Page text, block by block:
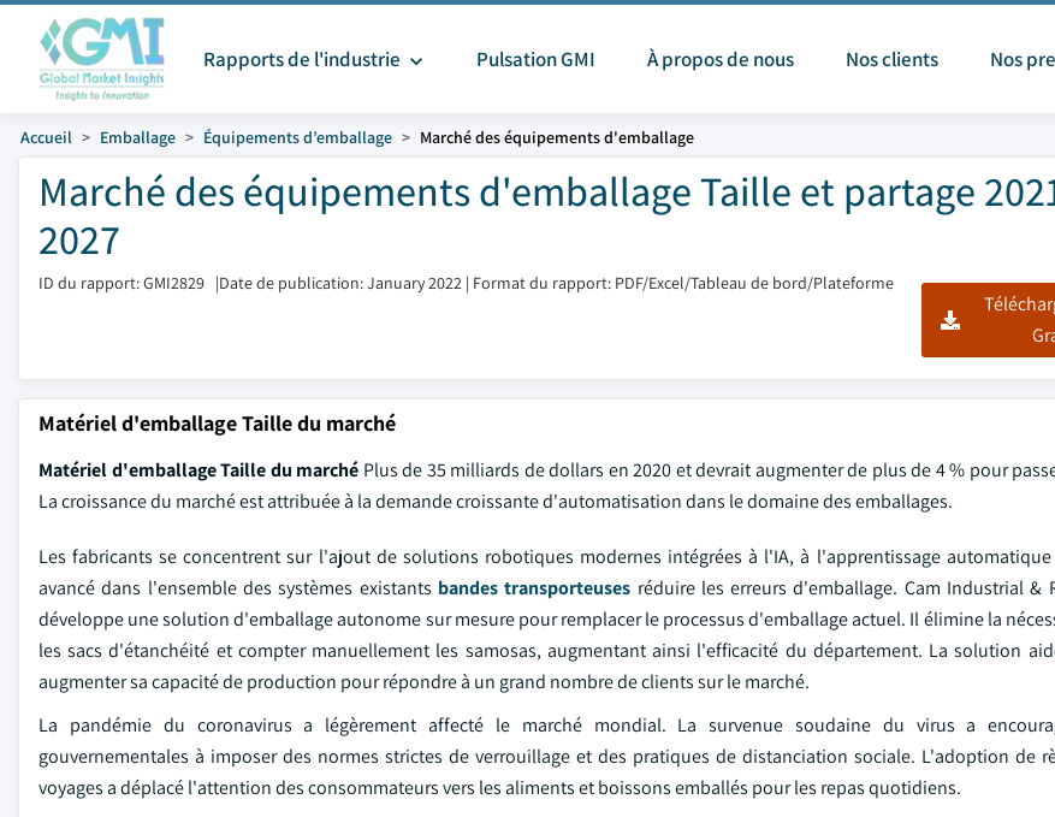
Rapports de l'industrie Pulsation GMI À propos de nous Nos clients Nos
Accueil Emballage Équipements d’emballage Marché des équipements d'emballage
Marché des équipements d'emballage Taille et partage
2027
ID du rapport: GMI2829 |Date de publication: January 2022 | Format du rapport: PDF/Excel/Tableau de bord/Plateforme
Matériel d'emballage Taille du marché
Matériel d'emballage Taille du marché Plus de 35 milliards de dollars en 2020 et devrait augmenter de plus de 4 % pour
La croissance du marché est attribuée à la demande croissante d'automatisation dans le domaine des emballages.
Les fabricants se concentrent sur l'ajout de solutions robotiques modernes intégrées à l'IA, à l'apprentissage
avancé dans l'ensemble des systèmes existants bandes transporteuses réduire les erreurs d'emballage. Cam Industrial &
développe une solution d'emballage autonome sur mesure pour remplacer le processus d'emballage actuel. Il élimine la
les sacs d'étanchéité et compter manuellement les samosas, augmentant ainsi l'efficacité du département. La solution
augmenter sa capacité de production pour répondre à un grand nombre de clients sur le marché.
La pandémie du coronavirus a légèrement affecté le marché mondial. La survenue soudaine du virus a
gouvernementales à imposer des normes strictes de verrouillage et des pratiques de distanciation sociale. L'adoption de
voyages a déplacé l'attention des consommateurs vers les aliments et boissons emballés pour les repas quotidiens.